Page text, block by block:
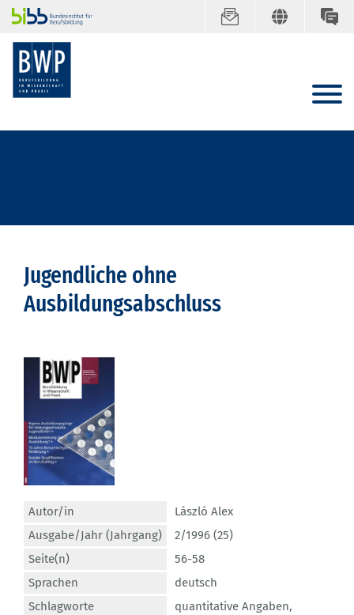
Jugendliche ohne
Ausbildungsabschluss
Autor/in
László Alex
Ausgabe/Jahr (Jahrgang)
2/1996 (25)
Seite(n)
56-58
Sprachen
deutsch
Schlagworte
quantitative Angaben,